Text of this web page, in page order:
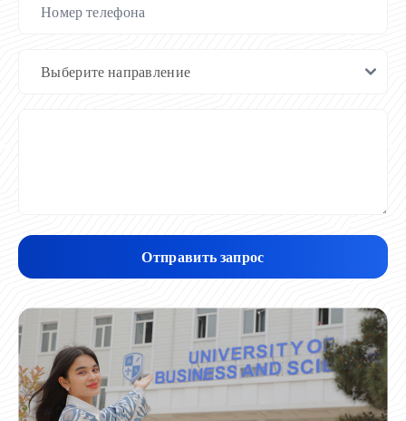
Отправить запрос